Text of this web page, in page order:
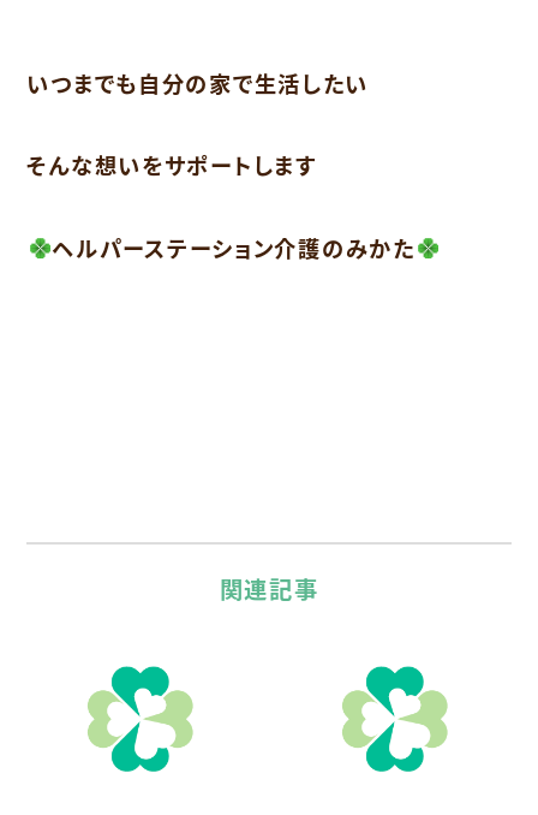
いつまでも自分の家で生活したい
そんな想いをサポートします
ヘルパーステーション介護のみかた
関連記事